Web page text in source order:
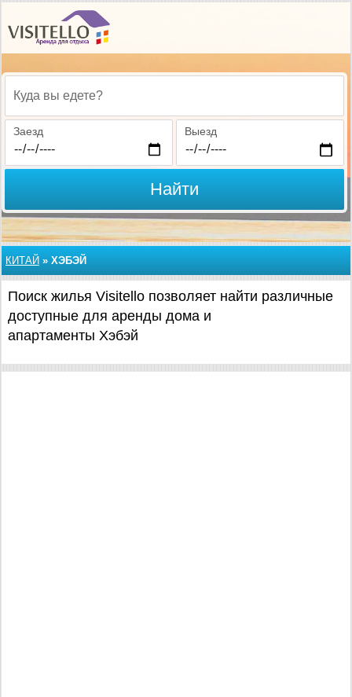
Куда вы едете?
Заезд Выезд
Найти
КИТАЙ » ХЭБЭЙ
Поиск жилья Visitello позволяет найти различные
доступные для аренды дома и
апартаменты Хэбэй